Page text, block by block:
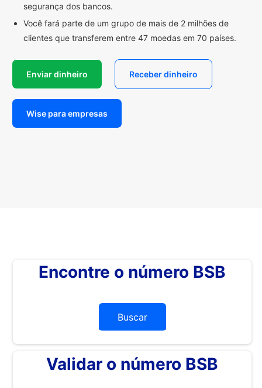
segurança dos bancos.
Você fará parte de um grupo de mais de 2 milhões de
clientes que transferem entre 47 moedas em 70 países.
Enviar dinheiro Receber dinheiro
Wise para empresas
Encontre o número BSB
Buscar
Validar o número BSB